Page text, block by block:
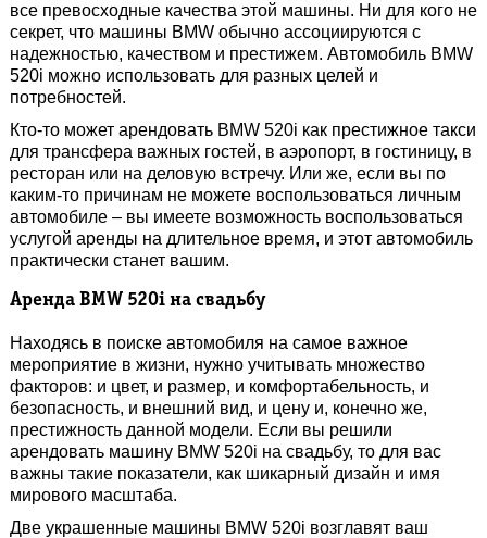
все превосходные качества этой машины. Ни для кого не
секрет, что машины BMW обычно ассоциируются с
надежностью, качеством и престижем. Автомобиль BMW
520i можно использовать для разных целей и
потребностей.
Кто-то может арендовать BMW 520i как престижное такси
для трансфера важных гостей, в аэропорт, в гостиницу, в
ресторан или на деловую встречу. Или же, если вы по
каким-то причинам не можете воспользоваться личным
автомобиле – вы имеете возможность воспользоваться
услугой аренды на длительное время, и этот автомобиль
практически станет вашим.
Аренда BMW 520i на свадьбу
Находясь в поиске автомобиля на самое важное
мероприятие в жизни, нужно учитывать множество
факторов: и цвет, и размер, и комфортабельность, и
безопасность, и внешний вид, и цену и, конечно же,
престижность данной модели. Если вы решили
арендовать машину BMW 520i на свадьбу, то для вас
важны такие показатели, как шикарный дизайн и имя
мирового масштаба.
Две украшенные машины BMW 520i возглавят ваш